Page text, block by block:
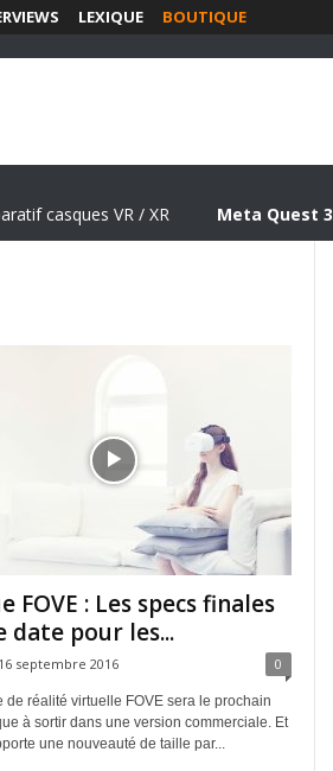
LEXIQUE BOUTIQUE
casques VR / XR Meta Quest 3
FOVE : Les specs finales
date pour les...
16 septembre 2016 0
de réalité virtuelle FOVE sera le prochain
à sortir dans une version commerciale. Et
une nouveauté de taille par...